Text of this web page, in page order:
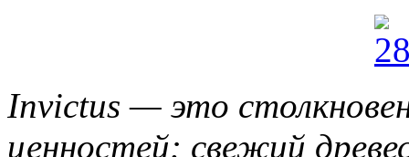
Invictus — это
ценностей: свежий